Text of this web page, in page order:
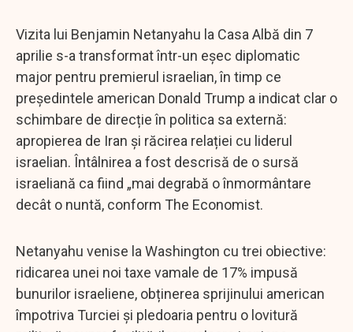
Vizita lui Benjamin Netanyahu la Casa Albă din 7
aprilie s-a transformat într-un eșec diplomatic
major pentru premierul israelian, în timp ce
președintele american Donald Trump a indicat clar o
schimbare de direcție în politica sa externă:
apropierea de Iran și răcirea relației cu liderul
israelian. Întâlnirea a fost descrisă de o sursă
israeliană ca fiind „mai degrabă o înmormântare
decât o nuntă, conform The Economist.
Netanyahu venise la Washington cu trei obiective:
ridicarea unei noi taxe vamale de 17% impusă
bunurilor israeliene, obținerea sprijinului american
împotriva Turciei și pledoaria pentru o lovitură